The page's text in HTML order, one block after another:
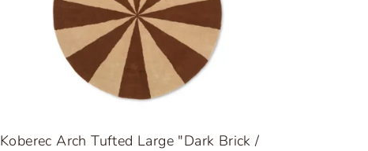
Koberec Arch Tufted Large "Dark Brick /